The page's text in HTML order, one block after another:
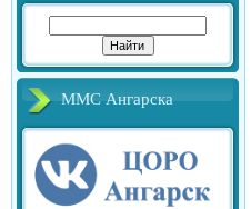
ММС Ангарска